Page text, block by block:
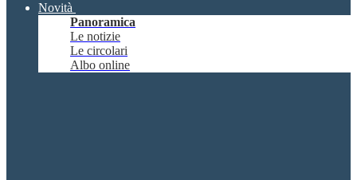
Novità
Panoramica
Le notizie
Le circolari
Albo online